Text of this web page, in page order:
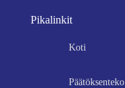
Pikalinkit
Koti
Päätöksenteko